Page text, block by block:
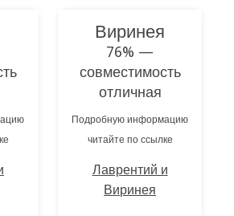
Виринея
76% —
совместимость
отличная
Подробную информацию
читайте по ссылке
Лаврентий и
Виринея